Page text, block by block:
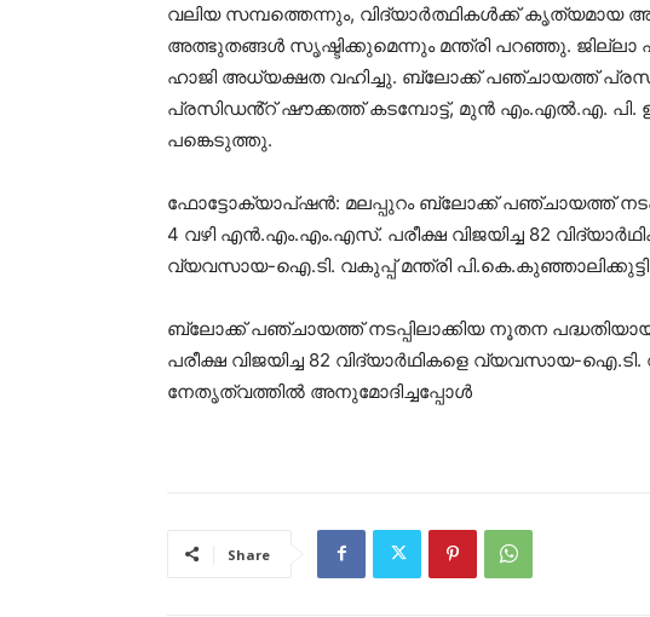
വലിയ സമ്പത്തെന്നും, വിദ്യാർത്ഥികൾക്ക് കൃത്യമായ
അത്ഭുതങ്ങൾ സൃഷ്ടിക്കുമെന്നും മന്ത്രി പറഞ്ഞു. ജില്ലാ
ഹാജി അധ്യക്ഷത വഹിച്ചു. ബ്ലോക്ക് പഞ്ചായത്ത്
പ്രസിഡൻ്റ് ഷൗക്കത്ത് കടമ്പോട്ട്, മുൻ എം.എൽ.എ.
പങ്കെടുത്തു.
ഫോട്ടോക്യാപ്ഷൻ: മലപ്പുറം ബ്ലോക്ക് പഞ്ചായത്ത്
4 വഴി എന്‍.എം.എം.എസ്. പരീക്ഷ വിജയിച്ച 82
വ്യവസായ-ഐ.ടി. വകുപ്പ് മന്ത്രി
ബ്ലോക്ക് പഞ്ചായത്ത് നടപ്പിലാക്കിയ നൂതന
പരീക്ഷ വിജയിച്ച 82 വിദ്യാര്‍ഥികളെ വ്യവസായ-ഐ.ടി.
നേതൃത്വത്തിൽ അനുമോദിച്ചപ്പോൾ
Share